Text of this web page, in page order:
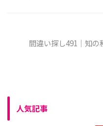
間違い探し491｜知の
人気記事